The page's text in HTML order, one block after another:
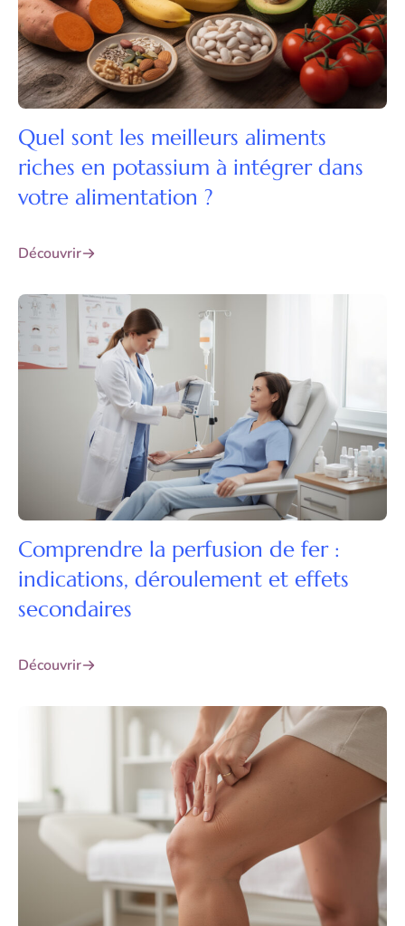
Quel sont les meilleurs aliments
riches en potassium à intégrer dans
votre alimentation ?
Découvrir
Comprendre la perfusion de fer :
indications, déroulement et effets
secondaires
Découvrir